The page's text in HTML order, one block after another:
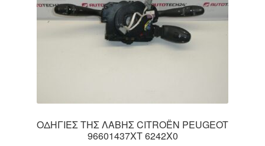
ΟΔΗΓΙΕΣ ΤΗΣ ΛΑΒΗΣ CITROËN PEUGEOT
96601437XT 6242X0